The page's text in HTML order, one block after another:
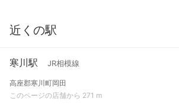
近くの駅
寒川駅 JR相模線
高座郡寒川町岡田
このページの店舗から 271 m